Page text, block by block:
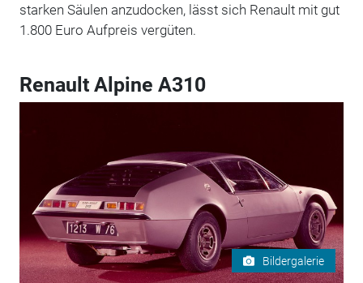
starken Säulen anzudocken, lässt sich Renault mit gut
1.800 Euro Aufpreis vergüten.
Renault Alpine A310
Bildergalerie